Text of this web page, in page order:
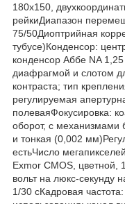
180x150,
рейкиДиапазон
75/50Диоптрийная
тубусе)Конденсор:
конденсор Аббе NA
диафрагмой и слотом
контраста; тип
регулируемая
полеваяФокусировка:
оборот, с механизмами
и тонкая (0,002
естьЧисло
Exmor CMOS, цветной,
вольт на люкс-секунду
1/30 сКадровая